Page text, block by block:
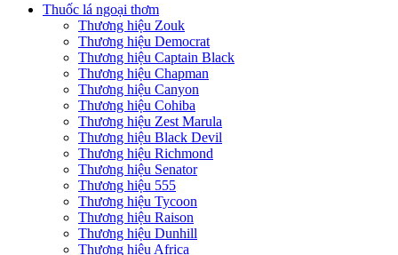
Thuốc lá ngoại thơm
Thương hiệu Zouk
Thương hiệu Democrat
Thương hiệu Captain Black
Thương hiệu Chapman
Thương hiệu Canyon
Thương hiệu Cohiba
Thương hiệu Zest Marula
Thương hiệu Black Devil
Thương hiệu Richmond
Thương hiệu Senator
Thương hiệu 555
Thương hiệu Tycoon
Thương hiệu Raison
Thương hiệu Dunhill
Thương hiệu Africa